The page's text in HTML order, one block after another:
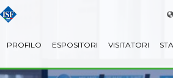
PROFILO ESPOSITORI VISITATORI